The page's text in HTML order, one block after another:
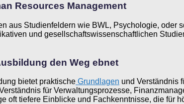
Resources Management
aus Studienfeldern wie BWL, Psychologie,
und gesellschaftswissenschaftlichen
den Weg ebnet
bietet praktische Grundlagen und Verständnis
für Verwaltungsprozesse,
oft tiefere Einblicke und Fachkenntnisse, die für